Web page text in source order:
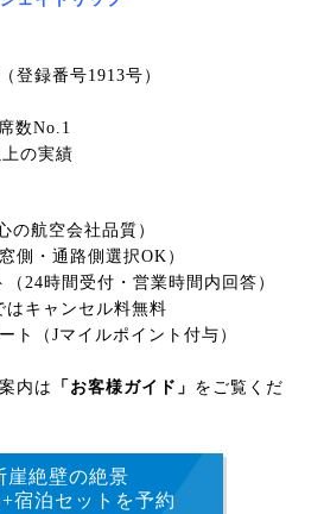
登録番号1913号）
数No.1
上の実績
の航空会社品質）
側・通路側選択OK）
24時間受付・営業時間内回答）
はキャンセル料無料
ト（Jマイルポイント付与）
内は 「お客様ガイド」 をご覧くだ
崖絶壁の絶景
宿泊セットを予約